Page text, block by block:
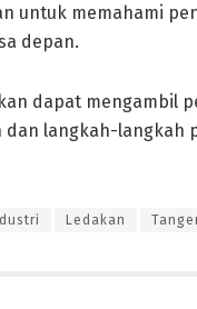
untuk memahami
depan.
dapat mengambil
dan langkah-langkah
Ledakan